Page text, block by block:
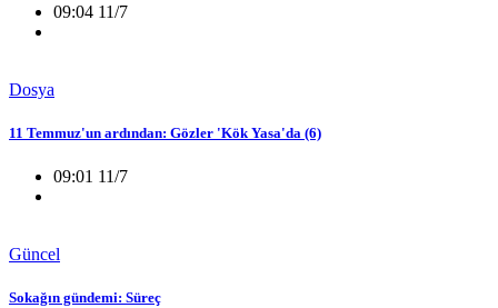
09:04 11/7
Dosya
11 Temmuz'un ardından: Gözler 'Kök Yasa'da (6)
09:01 11/7
Güncel
Sokağın gündemi: Süreç